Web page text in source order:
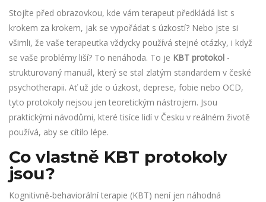
Stojíte před obrazovkou, kde vám terapeut předkládá list s
krokem za krokem, jak se vypořádat s úzkostí? Nebo jste si
všimli, že vaše terapeutka vždycky používá stejné otázky, i když
se vaše problémy liší? To nenáhoda. To je KBT protokol -
strukturovaný manuál, který se stal zlatým standardem v české
psychotherapii. Ať už jde o úzkost, deprese, fobie nebo OCD,
tyto protokoly nejsou jen teoretickým nástrojem. Jsou
praktickými návodůmi, které tisíce lidí v Česku v reálném životě
používá, aby se cítilo lépe.
Co vlastně KBT protokoly
jsou?
Kognitivně-behaviorální terapie (KBT) není jen náhodná